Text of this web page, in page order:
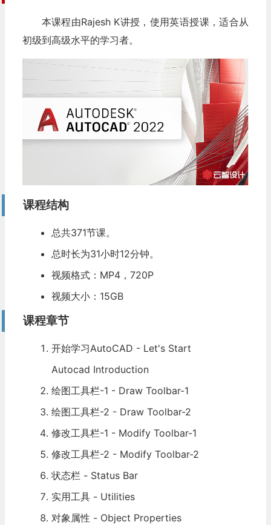
本课程由Rajesh K讲授，使用英语授课，适合从
初级到高级水平的学习者。
课程结构
总共371节课。
总时长为31小时12分钟。
视频格式：MP4，720P
视频大小：15GB
课程章节
开始学习AutoCAD - Let's Start
Autocad Introduction
绘图工具栏-1 - Draw Toolbar-1
绘图工具栏-2 - Draw Toolbar-2
修改工具栏-1 - Modify Toolbar-1
修改工具栏-2 - Modify Toolbar-2
状态栏 - Status Bar
实用工具 - Utilities
对象属性 - Object Properties